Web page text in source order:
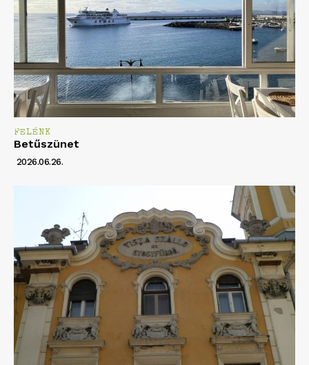
FELÉNK
Betűszünet
2026.06.26.